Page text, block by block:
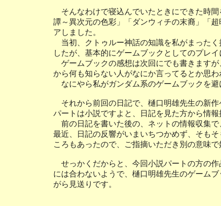
そんなわけで寝込んでいたときにできた時
譚～異次元の色彩」「ダンウィチの末裔」「
アしました。
当初、クトゥルー神話の知識を私がまった
したが、基本的にゲームブックとしてのプレ
ゲームブックの感想は次回にでも書きます
から何も知らない人がなにか言ってるとか思
なにやら私がガンダム系のゲームブックを
それから前回の日記で、樋口明雄先生の新
パートは小説ですよと、日記を見た方から情
前の日記を書いた後の、ネットの情報収集
最近、日記の反響がいまいちつかめず、そも
ころもあったので、ご指摘いただき別の意味
せっかくだからと、今回小説パートの方の
には合わないようで、樋口明雄先生のゲーム
がら見送りです。